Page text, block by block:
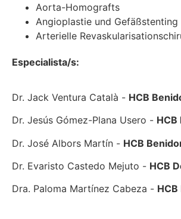
Aorta-Homografts
Angioplastie und Gefäßstenting
Arterielle
Especialista/s:
Dr. Jack Ventura Català - HCB
Dr. Jesús Gómez-Plana Usero - HCB
Dr. José Albors Martín - HCB
Dr. Evaristo Castedo Mejuto - HCB
Dra. Paloma Martínez Cabeza - HCB